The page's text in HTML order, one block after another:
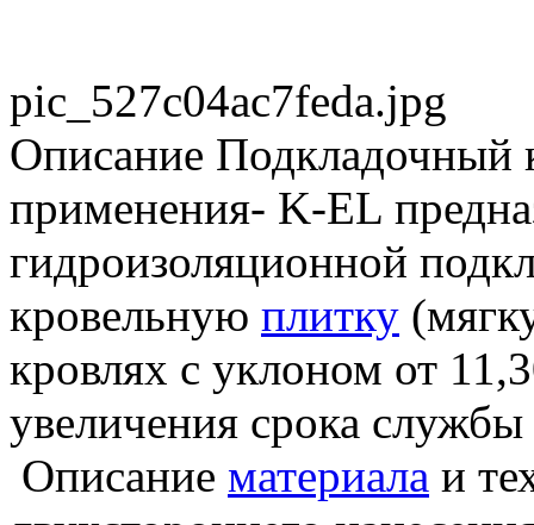
pic_527c04ac7feda.jpg
Описание Подкладочный
применения- K-EL
гидроизоляционной
кровельную плитку
кровлях с уклоном от
увеличения срока
Описание материала и